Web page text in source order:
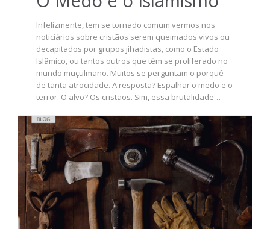
Infelizmente, tem se tornado comum vermos nos
noticiários sobre cristãos serem queimados vivos ou
decapitados por grupos jihadistas, como o Estado
Islâmico, ou tantos outros que têm se proliferado no
mundo muçulmano. Muitos se perguntam o porquê
de tanta atrocidade. A resposta? Espalhar o medo e o
terror. O alvo? Os cristãos. Sim, essa brutalidade…